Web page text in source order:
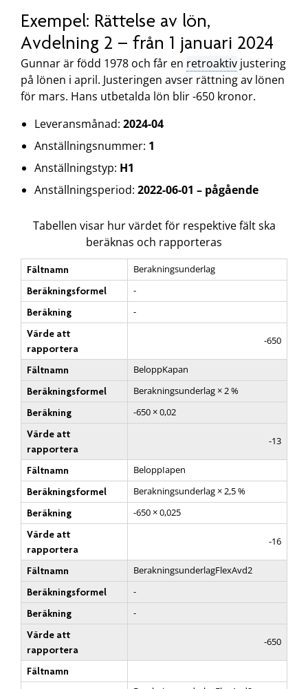
Exempel: Rättelse av lön,
Avdelning 2 – från 1 januari 2024
Gunnar är född 1978 och får en retroaktiv justering
på lönen i april. Justeringen avser rättning av lönen
för mars. Hans utbetalda lön blir -650 kronor.
Leveransmånad: 2024-04
Anställningsnummer: 1
Anställningstyp: H1
Anställningsperiod: 2022-06-01 – pågående
Tabellen visar hur värdet för respektive fält ska
beräknas och rapporteras
Fältnamn
Berakningsunderlag
Beräkningsformel
-
Beräkning
-
Värde att
rapportera
-650
Fältnamn
BeloppKapan
Beräkningsformel
Berakningsunderlag × 2 %
Beräkning
-650 × 0,02
Värde att
rapportera
-13
Fältnamn
BeloppIapen
Beräkningsformel
Berakningsunderlag × 2,5 %
Beräkning
-650 × 0,025
Värde att
rapportera
-16
Fältnamn
BerakningsunderlagFlexAvd2
Beräkningsformel
-
Beräkning
-
Värde att
rapportera
-650
Fältnamn